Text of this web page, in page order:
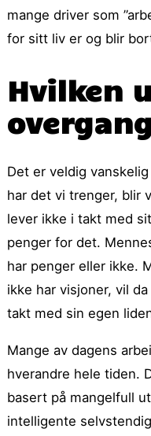
mange driver som
for sitt liv er og blir
Hvilken
Det er veldig
har det vi trenger, blir
lever ikke i takt med
penger for det.
har penger eller ikke.
ikke har visjoner, vil
takt med sin egen
Mange av dagens
hverandre hele tiden.
basert på mangelfull
intelligente